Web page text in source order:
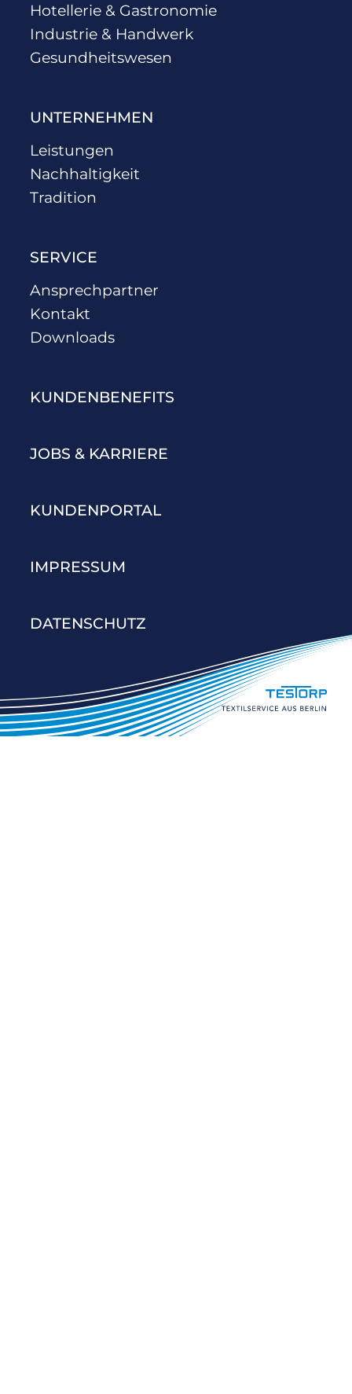
Hotellerie & Gastronomie
Industrie & Handwerk
Gesundheitswesen
UNTERNEHMEN
Leistungen
Nachhaltigkeit
Tradition
SERVICE
Ansprechpartner
Kontakt
Downloads
KUNDENBENEFITS
JOBS & KARRIERE
KUNDENPORTAL
IMPRESSUM
DATENSCHUTZ